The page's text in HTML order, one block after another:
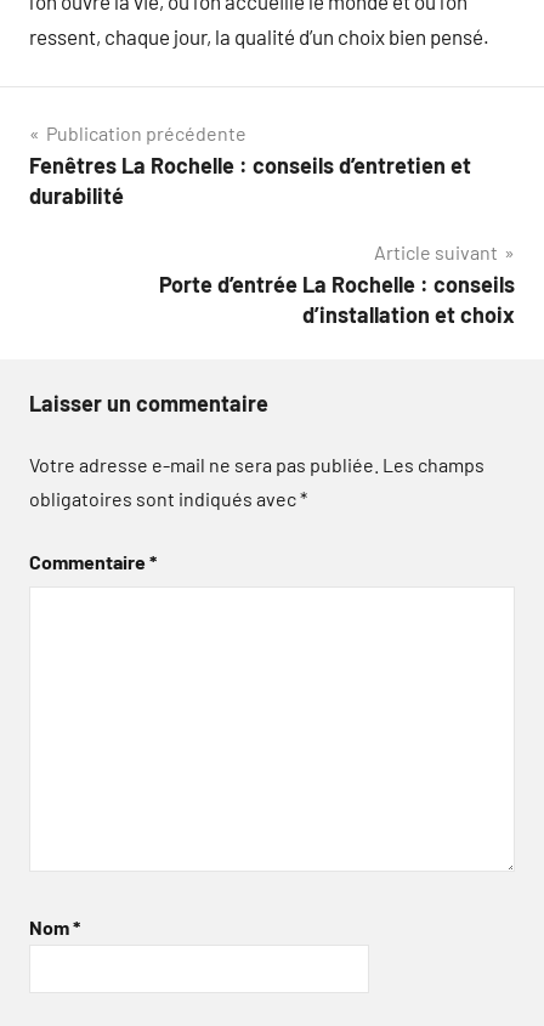
ressent, chaque jour, la qualité d’un choix bien pensé.
Navigation
de
Publication précédente
Fenêtres La Rochelle : conseils d’entretien et
durabilité
Article suivant
Porte d’entrée La Rochelle : conseils
d’installation et choix
Laisser un commentaire
Votre adresse e-mail ne sera pas publiée. Les champs
obligatoires sont indiqués avec*
Commentaire*
Nom*